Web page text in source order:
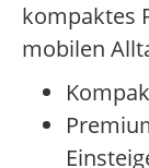
kompaktes
mobilen